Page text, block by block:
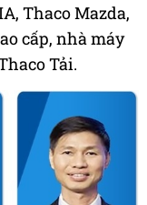
Thaco Mazda,
cấp, nhà máy
Tải.